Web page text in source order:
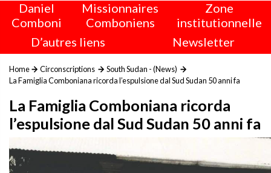
Daniel
Comboni
Missionnaires
Comboniens
Zone
institutionnelle
D’autres liens
Newsletter
Home Circonscriptions
South Sudan - (News)
La Famiglia Comboniana ricorda l’espulsione dal Sud Sudan 50 anni fa
La Famiglia Comboniana ricorda
l’espulsione dal Sud Sudan 50 anni fa